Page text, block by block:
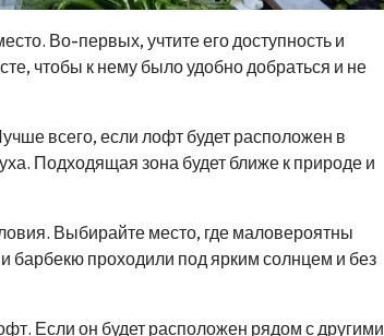
Во-первых, учтите его доступность и
чтобы к нему было удобно добраться и не
всего, если лофт будет расположен в
Подходящая зона будет ближе к природе и
Выбирайте место, где маловероятны
барбекю проходили под ярким солнцем и без
Если он будет расположен рядом с другими